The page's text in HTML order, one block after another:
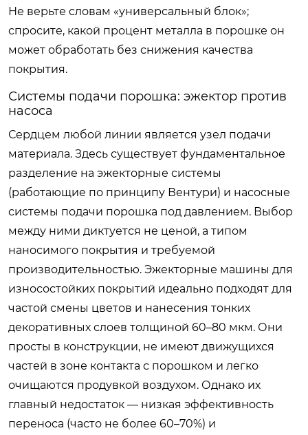
Не верьте словам «универсальный блок»;
спросите, какой процент металла в порошке он
может обработать без снижения качества
покрытия.
Системы подачи порошка: эжектор против
насоса
Сердцем любой линии является узел подачи
материала. Здесь существует фундаментальное
разделение на эжекторные системы
(работающие по принципу Вентури) и насосные
системы подачи порошка под давлением. Выбор
между ними диктуется не ценой, а типом
наносимого покрытия и требуемой
производительностью. Эжекторные машины для
износостойких покрытий идеально подходят для
частой смены цветов и нанесения тонких
декоративных слоев толщиной 60–80 мкм. Они
просты в конструкции, не имеют движущихся
частей в зоне контакта с порошком и легко
очищаются продувкой воздухом. Однако их
главный недостаток — низкая эффективность
переноса (часто не более 60–70%) и